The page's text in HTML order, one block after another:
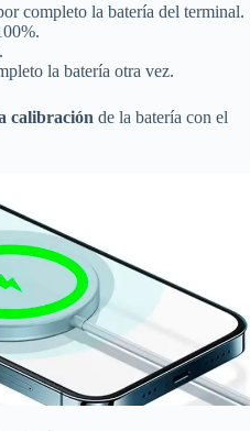
completo la batería del terminal.
la batería otra vez.
calibración de la batería con el